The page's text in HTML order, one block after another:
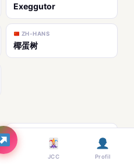
Exeggutor
ZH-HANS
椰蛋树
Coconut Pokémon
JCC Profil